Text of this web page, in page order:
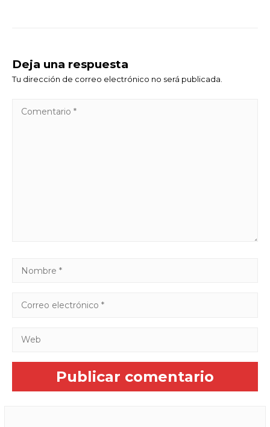
Deja una respuesta
Tu dirección de correo electrónico no será publicada.